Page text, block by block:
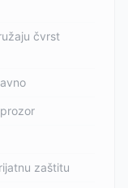
čvrst
zaštitu